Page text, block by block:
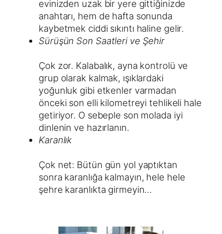
evinizden uzak bir yere gittiğinizde
anahtarı, hem de hafta sonunda
kaybetmek ciddi sıkıntı haline gelir.
Sürüşün Son Saatleri ve Şehir
Çok zor. Kalabalık, ayna kontrolü ve
grup olarak kalmak, ışıklardaki
yoğunluk gibi etkenler varmadan
önceki son elli kilometreyi tehlikeli hale
getiriyor. O sebeple son molada iyi
dinlenin ve hazırlanın.
Karanlık
Çok net: Bütün gün yol yaptıktan
sonra karanlığa kalmayın, hele hele
şehre karanlıkta girmeyin…